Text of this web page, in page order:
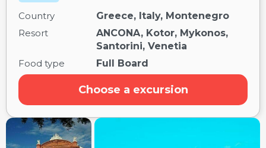
Country
Greece, Italy, Montenegro
Resort
ANCONA, Kotor, Mykonos,
Santorini, Venetia
Food type
Full Board
Choose a excursion